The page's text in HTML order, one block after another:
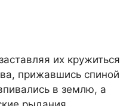
их кружиться
прижавшись спиной
в землю, а